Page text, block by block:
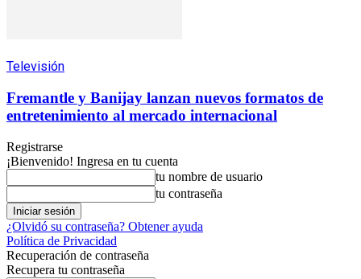
Televisión
Fremantle y Banijay lanzan nuevos formatos de
entretenimiento al mercado internacional
Registrarse
¡Bienvenido! Ingresa en tu cuenta
tu nombre de usuario
tu contraseña
¿Olvidó su contraseña? Obtener ayuda
Política de Privacidad
Recuperación de contraseña
Recupera tu contraseña